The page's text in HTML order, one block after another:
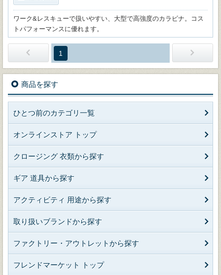
ワーク&レスキューで扱いやすい、大型で高強度のカラビナ。コス
トパフォーマンスに優れます。
1
商品を探す
ひとつ前のカテゴリ一覧
オンラインストア トップ
クロージング 衣類から探す
ギア 道具から探す
アクティビティ 用途から探す
取り扱いブランドから探す
ファクトリー・アウトレットから探す
フレンドマーケット トップ